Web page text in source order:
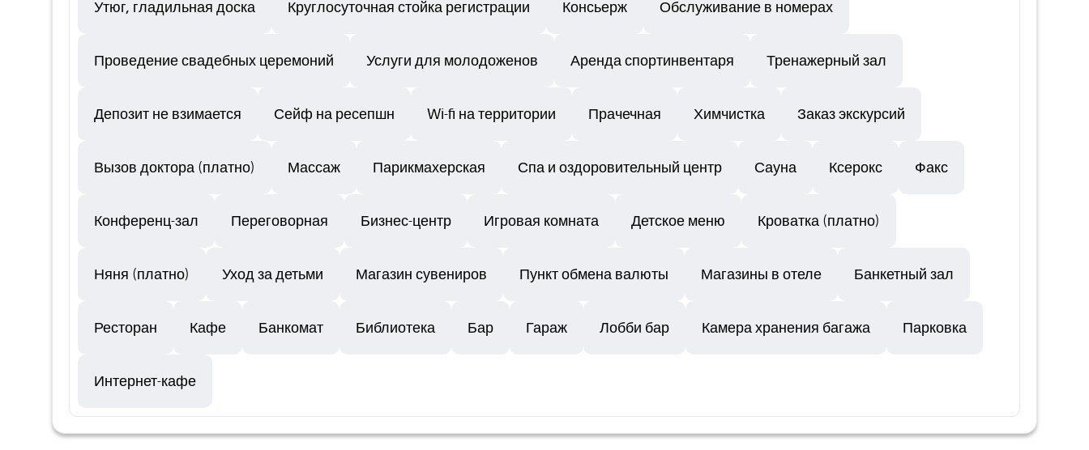
Утюг, гладильная доска Круглосуточная стойка регистрации Консьерж Обслуживание в номерах
Проведение свадебных церемоний Услуги для молодоженов Аренда спортинвентаря Тренажерный зал
Депозит не взимается Сейф на ресепшн Wi-fi на территории Прачечная Химчистка Заказ экскурсий
Вызов доктора (платно) Массаж Парикмахерская Спа и оздоровительный центр Сауна Ксерокс Факс
Конференц-зал Переговорная Бизнес-центр Игровая комната Детское меню Кроватка (платно)
Няня (платно) Уход за детьми Магазин сувениров Пункт обмена валюты Магазины в отеле Банкетный зал
Ресторан Кафе Банкомат Библиотека Бар Гараж Лобби бар Камера хранения багажа Парковка
Интернет-кафе